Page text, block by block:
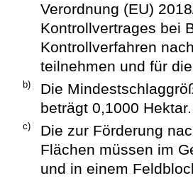
Verordnung (EU)
Kontrollvertrages bei
Kontrollverfahren
teilnehmen und für
b)
Die
beträgt 0,1000 Hektar.
c)
Die zur Förderung
Flächen müssen im
und in einem